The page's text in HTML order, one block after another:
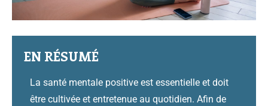
EN RÉSUMÉ
La santé mentale positive est essentielle et doit
être cultivée et entretenue au quotidien. Afin de